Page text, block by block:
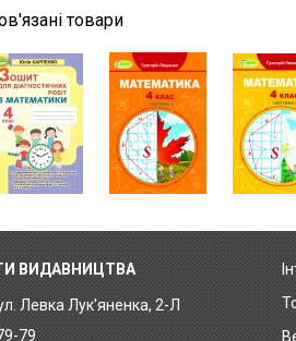
товари
ВИДАВНИЦТВА
Левка Лук'яненка, 2-Л
79